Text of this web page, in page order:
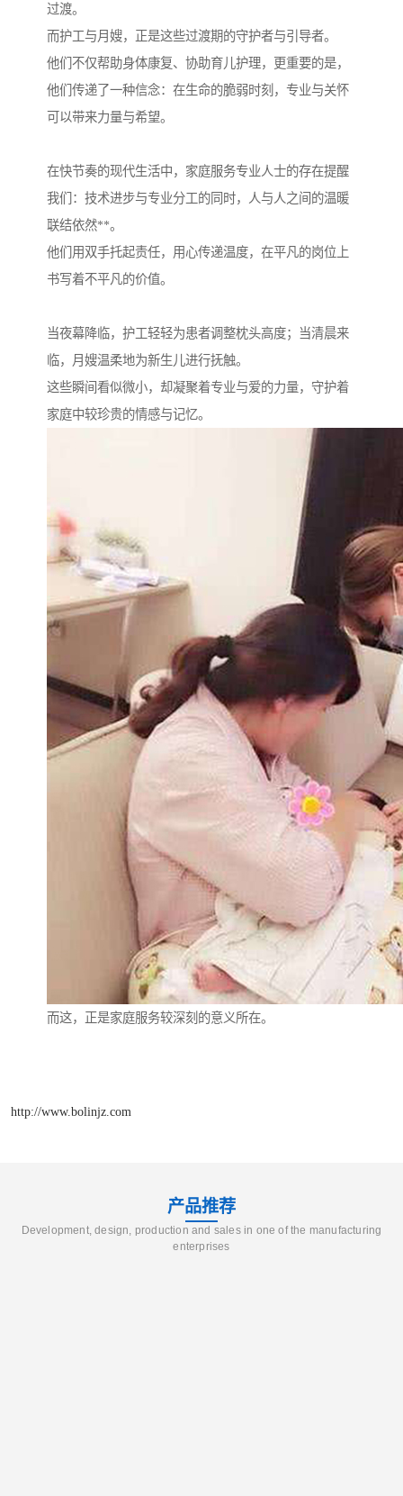
过渡。
而护工与月嫂，正是这些过渡期的守护者与引导者。
他们不仅帮助身体康复、协助育儿护理，更重要的是，
他们传递了一种信念：在生命的脆弱时刻，专业与关怀
可以带来力量与希望。
在快节奏的现代生活中，家庭服务专业人士的存在提醒
我们：技术进步与专业分工的同时，人与人之间的温暖
联结依然**。
他们用双手托起责任，用心传递温度，在平凡的岗位上
书写着不平凡的价值。
当夜幕降临，护工轻轻为患者调整枕头高度；当清晨来
临，月嫂温柔地为新生儿进行抚触。
这些瞬间看似微小，却凝聚着专业与爱的力量，守护着
家庭中较珍贵的情感与记忆。
而这，正是家庭服务较深刻的意义所在。
http://www.bolinjz.com
产品推荐
Development, design, production and sales in one of the manufacturing
enterprises